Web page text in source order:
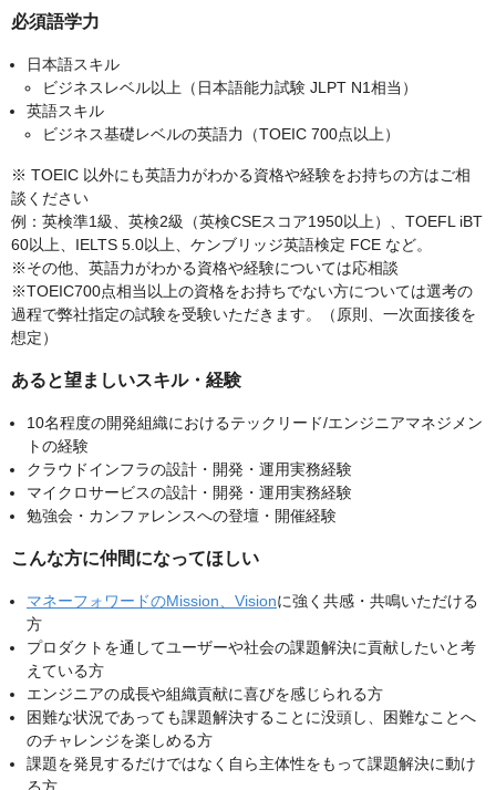
必須語学力
日本語スキル
ビジネスレベル以上（日本語能力試験 JLPT N1相当）
英語スキル
ビジネス基礎レベルの英語力（TOEIC 700点以上）
※ TOEIC 以外にも英語力がわかる資格や経験をお持ちの方はご相
談ください
例：英検準1級、英検2級（英検CSEスコア1950以上）、TOEFL iBT
60以上、IELTS 5.0以上、ケンブリッジ英語検定 FCE など。
※その他、英語力がわかる資格や経験については応相談
※TOEIC700点相当以上の資格をお持ちでない方については選考の
過程で弊社指定の試験を受験いただきます。（原則、一次面接後を
想定）
あると望ましいスキル・経験
10名程度の開発組織におけるテックリード/エンジニアマネジメン
トの経験
クラウドインフラの設計・開発・運用実務経験
マイクロサービスの設計・開発・運用実務経験
勉強会・カンファレンスへの登壇・開催経験
こんな方に仲間になってほしい
マネーフォワードのMission、Visionに強く共感・共鳴いただける
方
プロダクトを通してユーザーや社会の課題解決に貢献したいと考
えている方
エンジニアの成長や組織貢献に喜びを感じられる方
困難な状況であっても課題解決することに没頭し、困難なことへ
のチャレンジを楽しめる方
課題を発見するだけではなく自ら主体性をもって課題解決に動け